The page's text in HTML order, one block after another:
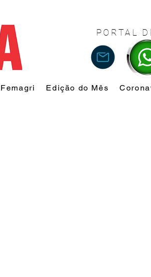
PORTAL
Femagri Edição do Mês